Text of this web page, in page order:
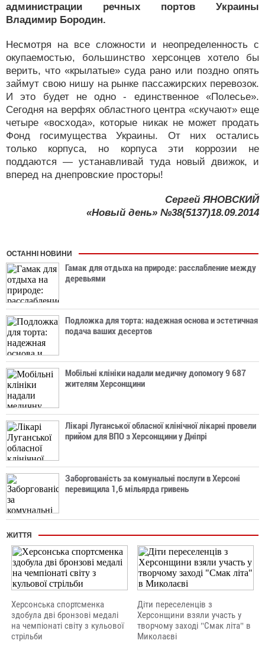
администрации речных портов Украины
Владимир Бородин.
Несмотря на все сложности и неопределенность с
окупаемостью, большинство херсонцев хотело бы
верить, что «крылатые» суда рано или поздно опять
займут свою нишу на рынке пассажирских перевозок.
И это будет не одно - единственное «Полесье».
Сегодня на верфях областного центра «скучают» еще
четыре «восхода», которые никак не может продать
Фонд госимущества Украины. От них остались
только корпуса, но корпуса эти коррозии не
поддаются — устанавливай туда новый движок, и
вперед на днепровские просторы!
Сергей ЯНОВСКИЙ
«Новый день» №38(5137)18.09.2014
ОСТАННІ НОВИНИ
Гамак для отдыха на природе: расслабление между
деревьями
Подложка для торта: надежная основа и эстетичная
подача ваших десертов
Мобільні клініки надали медичну допомогу 9 687
жителям Херсонщини
Лікарі Луганської обласної клінічної лікарні провели
прийом для ВПО з Херсонщини у Дніпрі
Заборгованість за комунальні послуги в Херсоні
перевищила 1,6 мільярда гривень
ЖИТТЯ
Херсонська спортсменка
здобула дві бронзові медалі
на чемпіонаті світу з кульової
стрільби
Діти переселенців з
Херсонщини взяли участь у
творчому заході "Смак літа" в
Миколаєві